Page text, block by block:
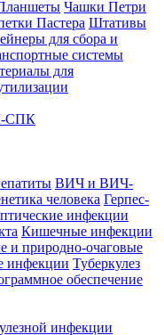
Чашки Петри
Пастера Штативы
для сбора и
системы
для
СПК
ВИЧ и ВИЧ-
человека Герпес-
инфекции
Кишечные инфекции
и природно-очаговые
инфекции Туберкулез
обеспечение
инфекции